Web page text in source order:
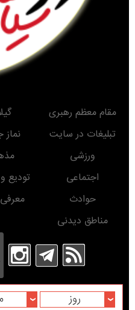
مقام معظم رهبری
تبلیغات در سایت
ورزشی
اجتماعی
تودیع
حوادث
مناطق دیدنی
روز